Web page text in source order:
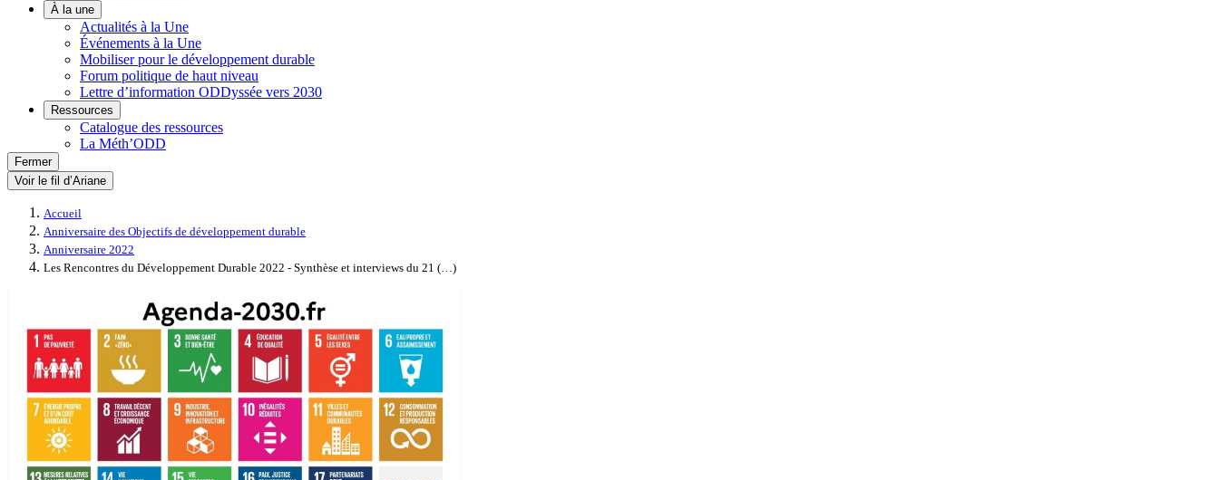
À la une
Actualités à la Une
Événements à la Une
Mobiliser pour le développement durable
Forum politique de haut niveau
Lettre d’information ODDyssée vers 2030
Ressources
Catalogue des ressources
La Méth’ODD
Fermer
Voir le fil d’Ariane
Accueil
Anniversaire des Objectifs de développement durable
Anniversaire 2022
Les Rencontres du Développement Durable 2022 - Synthèse et interviews du 21 (…)